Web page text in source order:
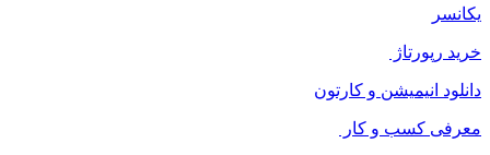
یکانسر
خرید رپورتاژ
دانلود انیمیشن و کارتون
معرفی کسب و کار